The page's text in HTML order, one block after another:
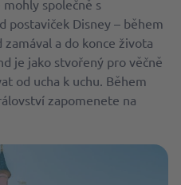
společně s
postaviček Disney – během
a do konce života
je jako stvořený pro věčně
od ucha k uchu. Během
zapomenete na